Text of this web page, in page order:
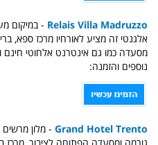
Relais Villa Madruzzo - במיקום
מסעדה כמו גם אינטרנט אלחוטי
נוספים והזמנה:
Grand Hotel Trento - מלון